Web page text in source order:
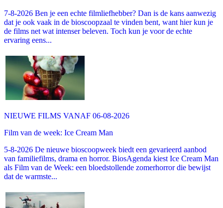
7-8-2026 Ben je een echte filmliefhebber? Dan is de kans aanwezig
dat je ook vaak in de bioscoopzaal te vinden bent, want hier kun je
de films net wat intenser beleven. Toch kun je voor de echte
ervaring eens...
NIEUWE FILMS VANAF 06-08-2026
Film van de week: Ice Cream Man
5-8-2026 De nieuwe bioscoopweek biedt een gevarieerd aanbod
van familiefilms, drama en horror. BiosAgenda kiest Ice Cream Man
als Film van de Week: een bloedstollende zomerhorror die bewijst
dat de warmste...